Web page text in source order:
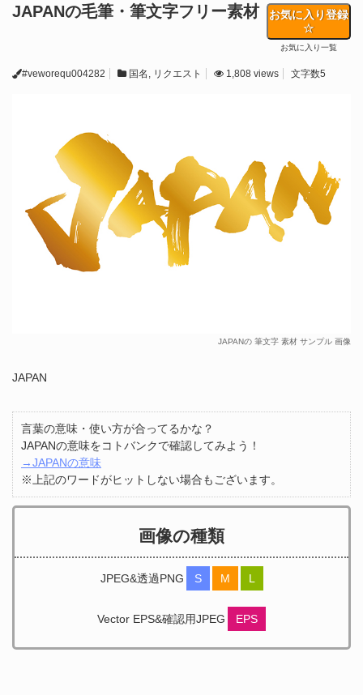
JAPANの毛筆・筆文字フリー素材 お気に入り登録
お気に入り一覧
#veworequ004282 国名 , リクエスト 1,808 views 文字数5
JAPANの 筆文字 素材 サンプル 画像
JAPAN
言葉の意味・使い方が合ってるかな？
JAPANの意味をコトバンクで確認してみよう！
→JAPANの意味
※上記のワードがヒットしない場合もございます。
画像の種類
JPEG&透過PNG S M L
Vector EPS&確認用JPEG EPS